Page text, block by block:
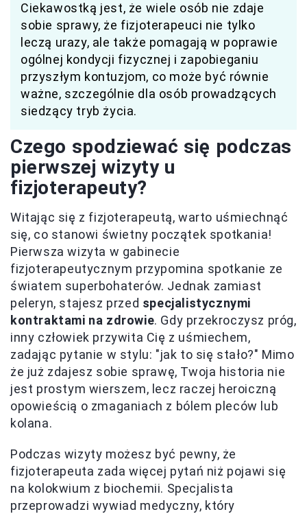
Ciekawostką jest, że wiele osób nie zdaje
sobie sprawy, że fizjoterapeuci nie tylko
leczą urazy, ale także pomagają w poprawie
ogólnej kondycji fizycznej i zapobieganiu
przyszłym kontuzjom, co może być równie
ważne, szczególnie dla osób prowadzących
siedzący tryb życia.
Czego spodziewać się podczas
pierwszej wizyty u
fizjoterapeuty?
Witając się z fizjoterapeutą, warto uśmiechnąć
się, co stanowi świetny początek spotkania!
Pierwsza wizyta w gabinecie
fizjoterapeutycznym przypomina spotkanie ze
światem superbohaterów. Jednak zamiast
peleryn, stajesz przed specjalistycznymi
kontraktami na zdrowie. Gdy przekroczysz próg,
inny człowiek przywita Cię z uśmiechem,
zadając pytanie w stylu: "jak to się stało?" Mimo
że już zdajesz sobie sprawę, Twoja historia nie
jest prostym wierszem, lecz raczej heroiczną
opowieścią o zmaganiach z bólem pleców lub
kolana.
Podczas wizyty możesz być pewny, że
fizjoterapeuta zada więcej pytań niż pojawi się
na kolokwium z biochemii. Specjalista
przeprowadzi wywiad medyczny, który